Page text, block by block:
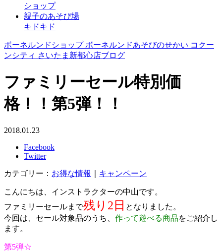
ショップ
親子のあそび場
キドキド
ボーネルンドショップ ボーネルンドあそびのせかい コクー
ンシティ さいたま新都心店ブログ
ファミリーセール特別価
格！！第5弾！！
2018.01.23
Facebook
Twitter
カテゴリー： お得な情報 キャンペーン
こんにちは、インストラクターの中山です。
ファミリーセールまで残り2日 となりました。
今回は、セール対象品のうち、 作って遊べる商品をご紹介し
ます。
第5弾☆